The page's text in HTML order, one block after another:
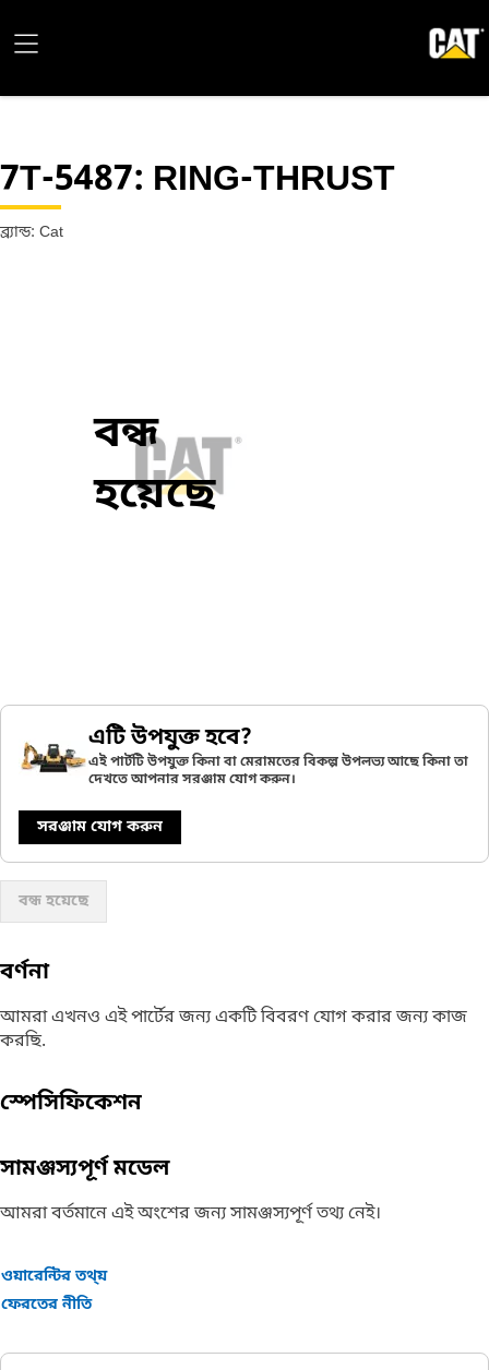
7T-5487: RING-THRUST
ব্র্যান্ড: Cat
বন্ধ
হয়েছে
এটি উপযুক্ত হবে?
এই পার্টটি উপযুক্ত কিনা বা মেরামতের বিকল্প উপলভ্য আছে কিনা তা
দেখতে আপনার সরঞ্জাম যোগ করুন।
সরঞ্জাম যোগ করুন
বন্ধ হয়েছে
বর্ণনা
আমরা এখনও এই পার্টের জন্য একটি বিবরণ যোগ করার জন্য কাজ
করছি.
স্পেসিফিকেশন
সামঞ্জস্যপূর্ণ মডেল
আমরা বর্তমানে এই অংশের জন্য সামঞ্জস্যপূর্ণ তথ্য নেই।
ওয়ারেন্টির তথ্য়
ফেরতের নীতি